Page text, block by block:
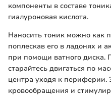
компоненты в составе
гиалуроновая кислота.
Наносить тоник можно как
поплескав его в ладонях и
при помощи ватного диска.
старайтесь двигаться по
центра уходя к периферии.
кровообращения и